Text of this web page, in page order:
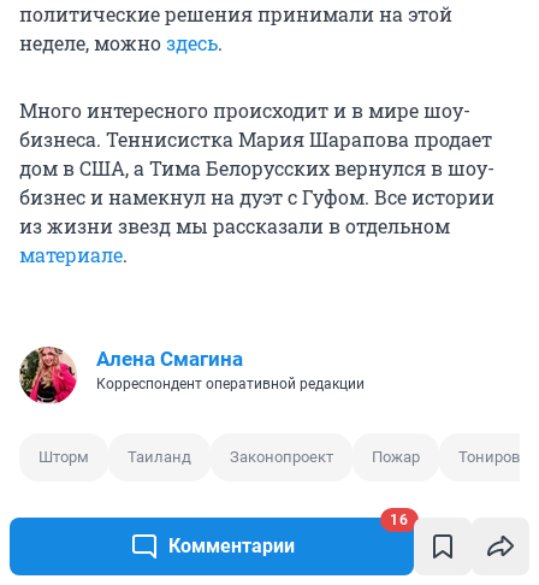
Комментарии
16
политические решения принимали на этой
неделе, можноздесь.
Много интересного происходит и в мире шоу-
бизнеса. Теннисистка Мария Шарапова продает
дом в США, а Тима Белорусских вернулся в шоу-
бизнес и намекнул на дуэт с Гуфом. Все истории
из жизни звезд мы рассказали в отдельном
материале.
Алена Смагина
Корреспондент оперативной редакции
Шторм Таиланд Законопроект Пожар Тонировка